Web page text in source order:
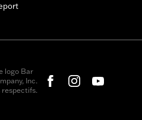
logo Bar
Inc.